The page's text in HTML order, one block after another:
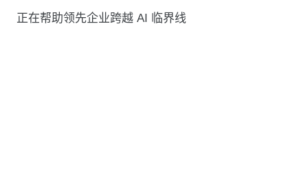
正在帮助领先企业跨越 AI 临界线